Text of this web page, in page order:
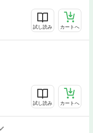
試し読み カートへ
試し読み カートへ